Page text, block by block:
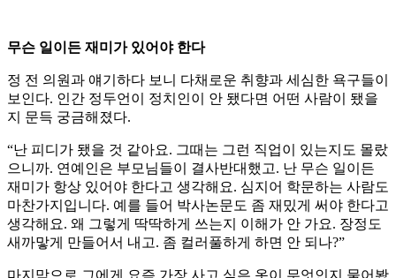
무슨 일이든 재미가 있어야 한다
정 전 의원과 얘기하다 보니 다채로운 취향과 세심한 욕구들이
보인다. 인간 정두언이 정치인이 안 됐다면 어떤 사람이 됐을
지 문득 궁금해졌다.
“난 피디가 됐을 것 같아요. 그때는 그런 직업이 있는지도 몰랐
으니까. 연예인은 부모님들이 결사반대했고. 난 무슨 일이든
재미가 항상 있어야 한다고 생각해요. 심지어 학문하는 사람도
마찬가지입니다. 예를 들어 박사논문도 좀 재밌게 써야 한다고
생각해요. 왜 그렇게 딱딱하게 쓰는지 이해가 안 가요. 장정도
새까맣게 만들어서 내고. 좀 컬러풀하게 하면 안 되나?”